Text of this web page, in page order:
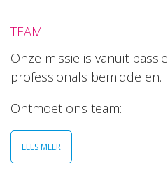
TEAM
Onze missie is vanuit
professionals bemiddelen.
Ontmoet ons team:
LEES MEER